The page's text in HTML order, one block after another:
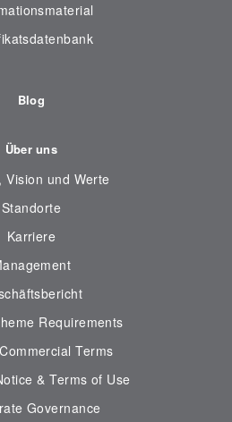
Blog
Über uns
Vision und Werte
Standorte
Karriere
Requirements
Terms
& Terms of Use
Governance